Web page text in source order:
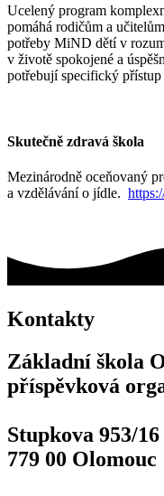
Ucelený program
pomáhá rodičům a
potřeby MiND dětí v
v životě spokojené a
potřebují specifický
Skutečně zdravá škola
Mezinárodně oceňovaný
a vzdělávání o jídle.
Kontakty
Základní škola
příspěvková
Stupkova 953/16
779 00 Olomouc